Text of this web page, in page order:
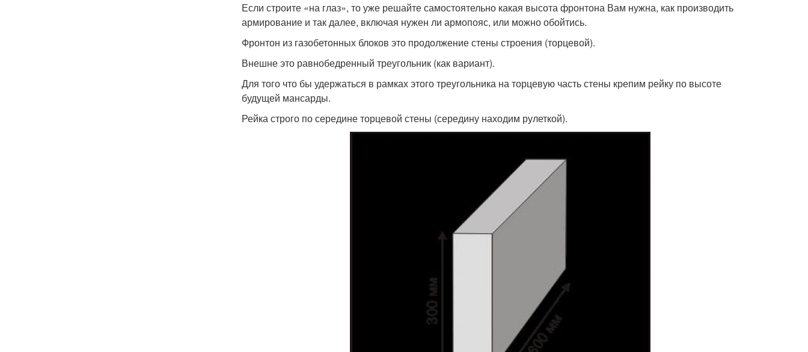
Если строите «на глаз», то уже решайте самостоятельно какая высота фронтона Вам нужна, как производить
армирование и так далее, включая нужен ли армопояс, или можно обойтись.
Фронтон из газобетонных блоков это продолжение стены строения (торцевой).
Внешне это равнобедренный треугольник (как вариант).
Для того что бы удержаться в рамках этого треугольника на торцевую часть стены крепим рейку по высоте
будущей мансарды.
Рейка строго по середине торцевой стены (середину находим рулеткой).